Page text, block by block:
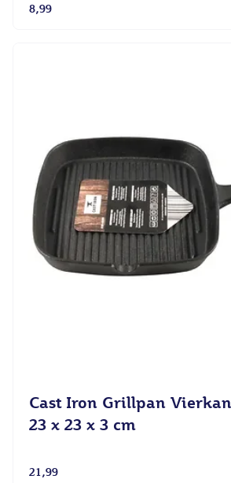
8,99
Cast Iron Grillpan
23 x 23 x 3 cm
21,99